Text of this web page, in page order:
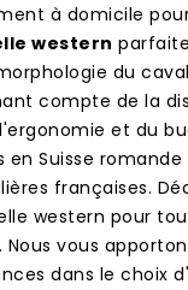
à domicile
western
du
compte de la
et du
Suisse romande
françaises.
western pour
vous
dans le choix